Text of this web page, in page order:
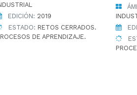
EDICIÓN: 2019
ESTADO: RETOS CERRADOS.
DE APRENDIZAJE.